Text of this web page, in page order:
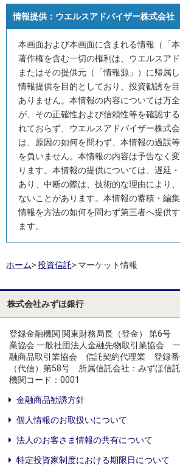
情報提供： ウエルスアドバイザー株式会社
本画面および本画面に含まれる情報（「
著作権を含む一切の権利は、ウエルスア
またはその提供元（「情報源」）に帰属
情報提供を目的としており、投資勧誘を
ありません。本情報の内容については万
が、その正確性および信頼性等を確認す
れておらず、ウエルスアドバイザー株式
は、原因の如何を問わず、本情報の過誤
を負いません。本情報の内容は予告なく
ります。本情報の提供については、遅延
あり、中断の際は、技術的な理由により
ないことがあります。本情報の蓄積・編
情報を方法の如何を問わず第三者へ提供
ます。
ホーム>投資信託> マーケット情報
株式会社みずほ銀行
登録金融機関 関東財務局長（登金） 第6号
業協会 一般社団法人金融先物取引業協会
融商品取引業協会 信託契約代理業 登録
（代信）第58号 所属信託会社：みずほ信
機関コード：0001
金融商品勧誘方針
個人情報のお取扱いについて
法人のお客さま情報の共有について
特定投資家制度における期限日について